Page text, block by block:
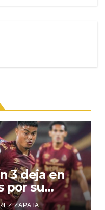
3 deja en
por su
ZAPATA